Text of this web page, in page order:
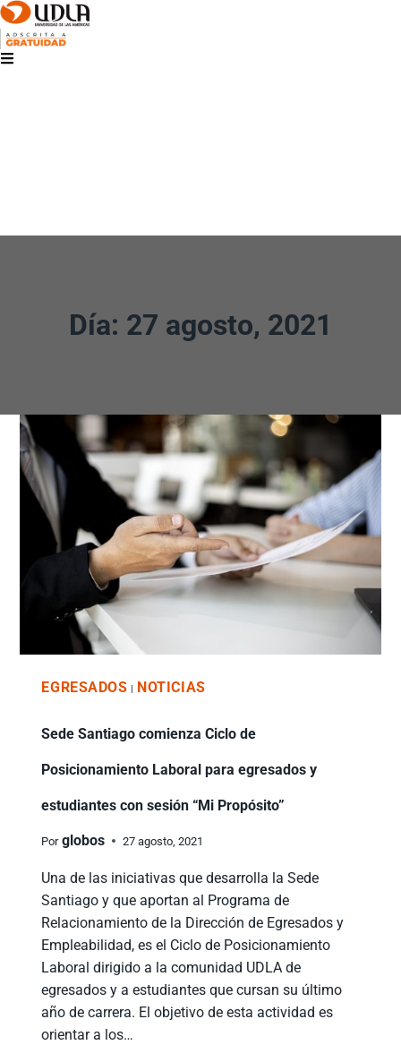
Día: 27 agosto, 2021
EGRESADOS NOTICIAS
Sede Santiago comienza Ciclo de
Posicionamiento Laboral para egresados y
estudiantes con sesión “Mi Propósito”
Por globos 27 agosto, 2021
Una de las iniciativas que desarrolla la Sede
Santiago y que aportan al Programa de
Relacionamiento de la Dirección de Egresados y
Empleabilidad, es el Ciclo de Posicionamiento
Laboral dirigido a la comunidad UDLA de
egresados y a estudiantes que cursan su último
año de carrera. El objetivo de esta actividad es
orientar a los…